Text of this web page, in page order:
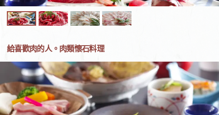
給喜歡肉的人。肉類懷石料理